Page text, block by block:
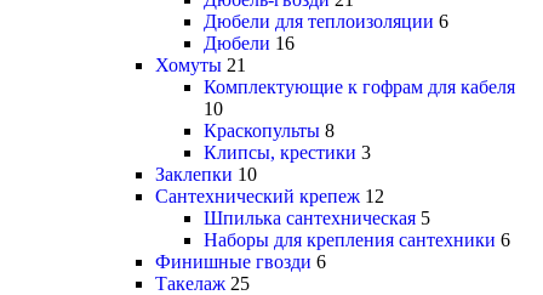
Дюбели для теплоизоляции 6
Дюбели 16
Хомуты 21
Комплектующие к гофрам для кабеля
10
Краскопульты 8
Клипсы, крестики 3
Заклепки 10
Сантехнический крепеж 12
Шпилька сантехническая 5
Наборы для крепления сантехники 6
Финишные гвозди 6
Такелаж 25